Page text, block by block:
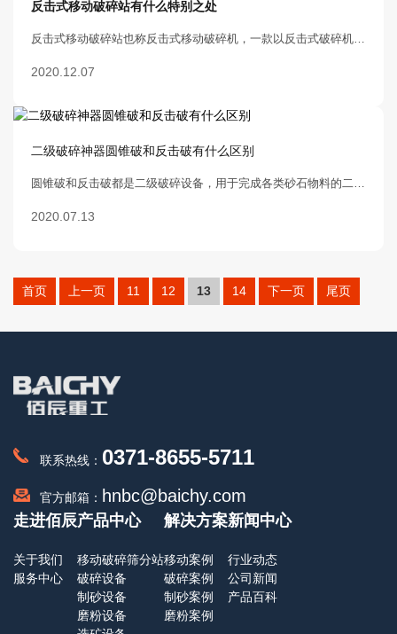
反击式移动破碎站有什么特别之处
反击式移动破碎站也称反击式移动破碎机，一款以反击式破碎机作为主机的移动破碎装备，主要可适用于各种需要搬迁作业的物料加工、流动性石料等作业中。本文主要是对该反击式移动
2020.12.07
二级破碎神器圆锥破和反击破有什么区别
圆锥破和反击破都是二级破碎设备，用于完成各类砂石物料的二度细碎操作，在作用及其特性层面也有很多的相似之处，如果仔细观察的话他们区别还是很大的
2020.07.13
首页 上一页 11 12 13 14 下一页 尾页
联系热线： 0371-8655-5711
官方邮箱： hnbc@baichy.com
走进佰辰
关于我们
服务中心
产品中心
移动破碎筛分站
破碎设备
制砂设备
磨粉设备
解决方案
移动案例
破碎案例
制砂案例
磨粉案例
新闻中心
行业动态
公司新闻
产品百科